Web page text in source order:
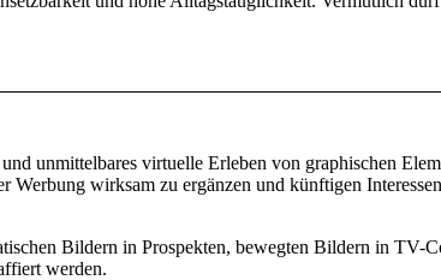
unmittelbares virtuelle Erleben von graphischen
wirksam zu ergänzen und künftigen
Bildern in Prospekten, bewegten Bildern in TV-
werden.